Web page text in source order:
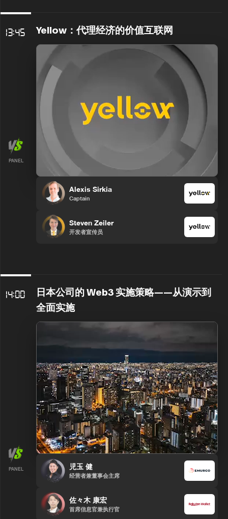
13:45
PANEL
Yellow：代理经济的价值互联网
Alexis Sirkia
Captain
Steven Zeiler
开发者宣传员
14:00
PANEL
日本公司的 Web3 实施策略——从演示到
全面实施
児玉 健
经营者兼董事会主席
佐々木 康宏
首席信息官兼执行官